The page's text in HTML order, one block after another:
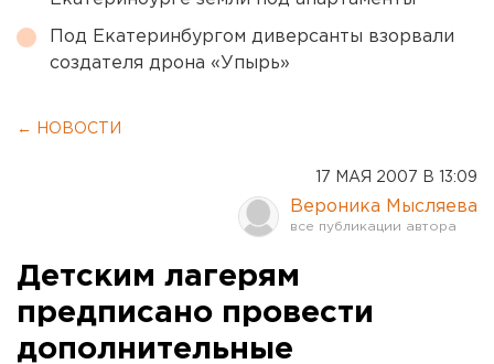
Под Екатеринбургом диверсанты взорвали
создателя дрона «Упырь»
← НОВОСТИ
17 МАЯ 2007 В 13:09
Вероника Мысляева
Детским лагерям
предписано провести
дополнительные